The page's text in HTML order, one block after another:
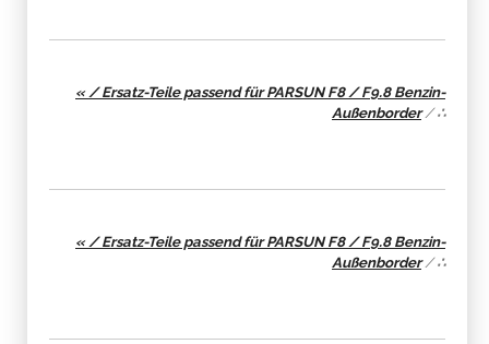
« / Ersatz-Teile passend für PARSUN F8 / F9.8 Benzin-
Außenborder/∴
« / Ersatz-Teile passend für PARSUN F8 / F9.8 Benzin-
Außenborder/∴